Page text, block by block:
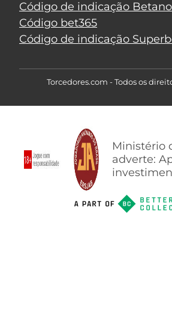
Código de indicação Betano
Código bet365
Código de indicação
Torcedores.com - Todos os
Ministério
adverte: